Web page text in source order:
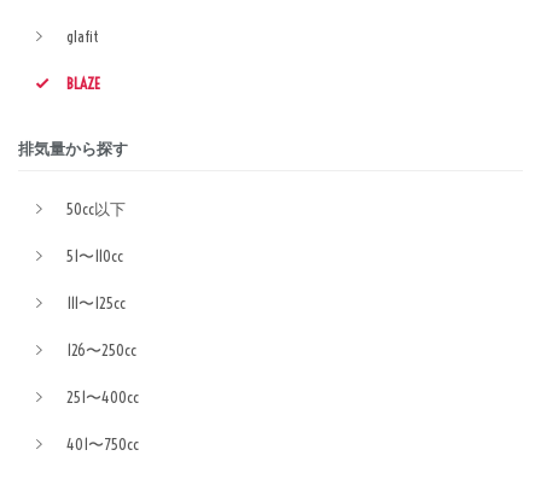
glafit
BLAZE
排気量から探す
50cc以下
51〜110cc
111〜125cc
126〜250cc
251〜400cc
401〜750cc